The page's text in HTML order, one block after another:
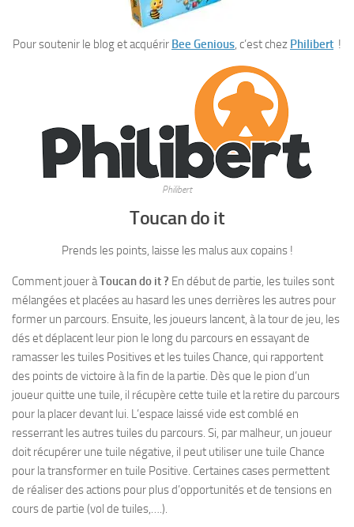
Pour soutenir le blog et acquérir Bee Genious, c’est chez Philibert !
Philibert
Toucan do it
Prends les points, laisse les malus aux copains !
Comment jouer àToucan do it ? En début de partie, les tuiles sont
mélangées et placées au hasard les unes derrières les autres pour
former un parcours. Ensuite, les joueurs lancent, à la tour de jeu, les
dés et déplacent leur pion le long du parcours en essayant de
ramasser les tuiles Positives et les tuiles Chance, qui rapportent
des points de victoire à la fin de la partie. Dès que le pion d’un
joueur quitte une tuile, il récupère cette tuile et la retire du parcours
pour la placer devant lui. L’espace laissé vide est comblé en
resserrant les autres tuiles du parcours. Si, par malheur, un joueur
doit récupérer une tuile négative, il peut utiliser une tuile Chance
pour la transformer en tuile Positive. Certaines cases permettent
de réaliser des actions pour plus d’opportunités et de tensions en
cours de partie (vol de tuiles,….).